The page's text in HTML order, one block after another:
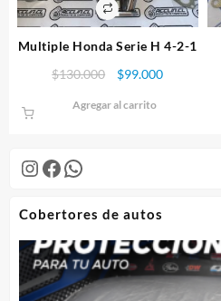
Instagram
Facebook
WhatsApp
Cobertores de autos
Multiple Honda Serie H 4-2-1
$130.000
El
original
$99.000El
Agregar al carrito